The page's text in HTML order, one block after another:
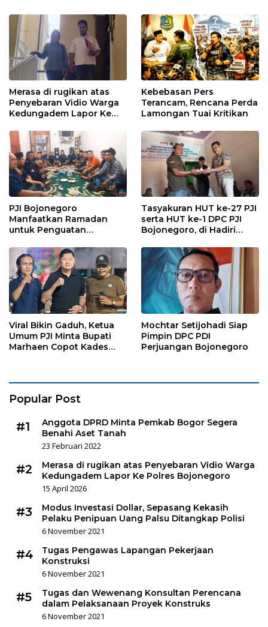
Merasa di rugikan atas
Penyebaran Vidio Warga
Kedungadem Lapor Ke
Kebebasan Pers
Terancam, Rencana Perda
Lamongan Tuai Kritikan
PJI Bojonegoro
Manfaatkan Ramadan
untuk Penguatan
Kebersamaan
Tasyakuran HUT ke-27 PJI
serta HUT ke-1 DPC PJI
Bojonegoro, di Hadiri
Viral Bikin Gaduh, Ketua
Umum PJI Minta Bupati
Marhaen Copot Kades
Mochtar Setijohadi Siap
Pimpin DPC PDI
Perjuangan Bojonegoro
Popular Post
#1
Anggota DPRD Minta Pemkab Bogor Segera
Benahi Aset Tanah
23 Februari 2022
#2
Merasa di rugikan atas Penyebaran Vidio Warga
Kedungadem Lapor Ke Polres Bojonegoro
15 April 2026
#3
Modus Investasi Dollar, Sepasang Kekasih
Pelaku Penipuan Uang Palsu Ditangkap Polisi
6 November 2021
#4
Tugas Pengawas Lapangan Pekerjaan
Konstruksi
6 November 2021
#5
Tugas dan Wewenang Konsultan Perencana
dalam Pelaksanaan Proyek Konstruks
6 November 2021